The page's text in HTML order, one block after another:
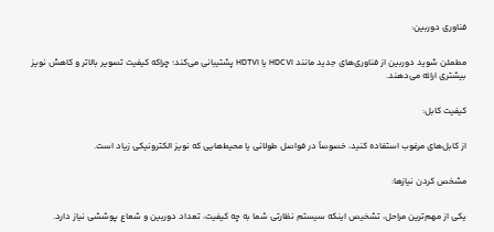
فناوری دوربین:
مطمئن شوید دوربین از فناوری‌های جدید مانند HDCVI یا HDTVI پشتیبانی می‌کند؛ چراکه کیفیت تصویر بالاتر و کاهش نویز
بیشتری ارائه می‌دهند.
کیفیت کابل:
از کابل‌های مرغوب استفاده کنید، خصوصاً در فواصل طولانی یا محیط‌هایی که نویز الکترونیکی زیاد است.
مشخص کردن نیازها:
یکی از مهم‌ترین مراحل، تشخیص اینکه سیستم نظارتی شما به چه کیفیت، تعداد دوربین و شعاع پوششی نیاز دارد.